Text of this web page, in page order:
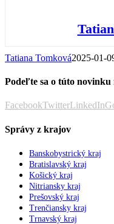
Tatiana Tomková2025-01-
Podeľte sa o túto novinku
FacebookTwitterLinkedIn
Správy z krajov
Banskobystrický kraj
Bratislavský kraj
Košický kraj
Nitriansky kraj
Prešovský kraj
Trenčiansky kraj
Trnavský kraj